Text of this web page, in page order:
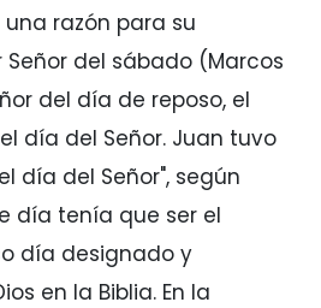
razón para su
del sábado (Marcos
del día de reposo, el
día del Señor. Juan tuvo
día del Señor", según
día tenía que ser el
día designado y
en la Biblia. En la